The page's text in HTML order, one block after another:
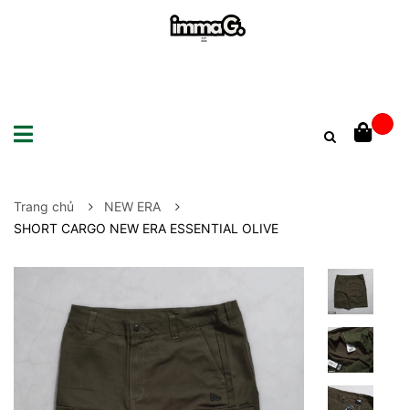
Trang chủ
NEW ERA
SHORT CARGO NEW ERA ESSENTIAL OLIVE